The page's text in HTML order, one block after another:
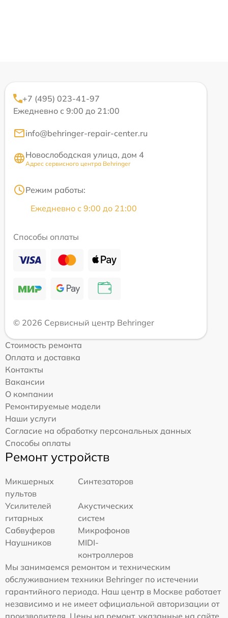
+7 (495) 023-41-97
Ежедневно с 9:00 до 21:00
info@behringer-repair-center.ru
Новослободская улица, дом 4
Адрес сервисного центра Behringer
Режим работы:
Ежедневно с 9:00 до 21:00
Способы оплаты
© 2026 Сервисный центр Behringer
Стоимость ремонта
Оплата и доставка
Контакты
Вакансии
О компании
Ремонтируемые модели
Наши услуги
Согласие на обработку персональных данных
Способы оплаты
Ремонт устройств
Микшерных
пультов
Синтезаторов
Усилителей
гитарных
Акустических
систем
Сабвуферов
Микрофонов
Наушников
MIDI-
контроллеров
Мы занимаемся ремонтом и техническим
обслуживанием техники Behringer по истечении
гарантийного периода. Наш центр в Москве работает
независимо и не имеет официальной авторизации от
производителя. Цены на ремонт, указанные на сайте,